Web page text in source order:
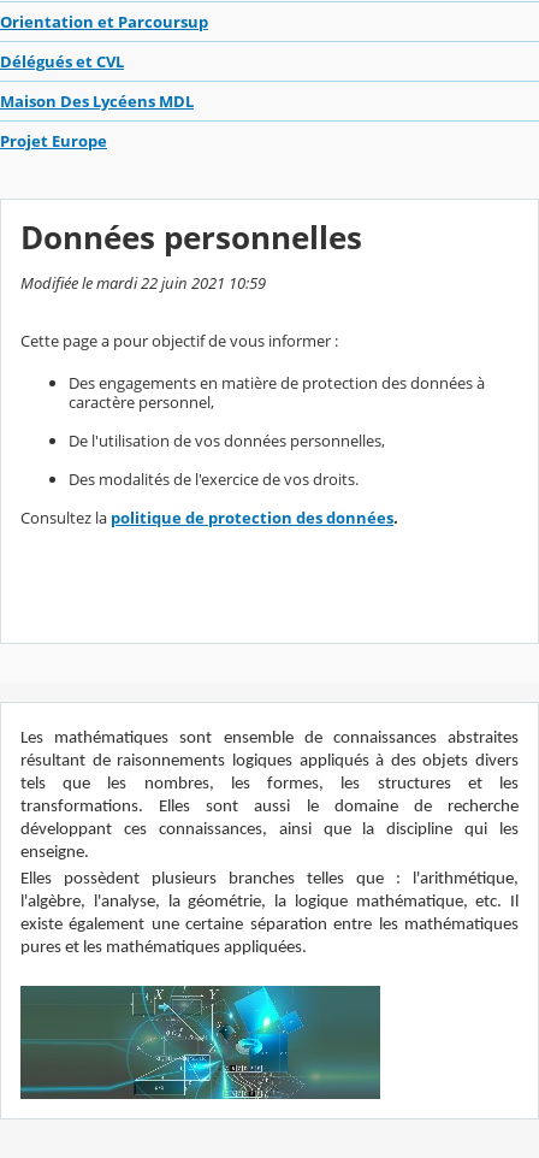
Orientation et Parcoursup
Délégués et CVL
Maison Des Lycéens MDL
Projet Europe
Données personnelles
Modifiée le mardi 22 juin 2021 10:59
Cette page a pour objectif de vous informer :
Des engagements en matière de protection des données à
caractère personnel,
De l'utilisation de vos données personnelles,
Des modalités de l'exercice de vos droits.
Consultez la politique de protection des données.
Les mathématiques sont ensemble de connaissances abstraites
résultant de raisonnements logiques appliqués à des objets divers
tels que les nombres, les formes, les structures et les
transformations. Elles sont aussi le domaine de recherche
développant ces connaissances, ainsi que la discipline qui les
enseigne.
Elles possèdent plusieurs branches telles que : l'arithmétique,
l'algèbre, l'analyse, la géométrie, la logique mathématique, etc. Il
existe également une certaine séparation entre les mathématiques
pures et les mathématiques appliquées.